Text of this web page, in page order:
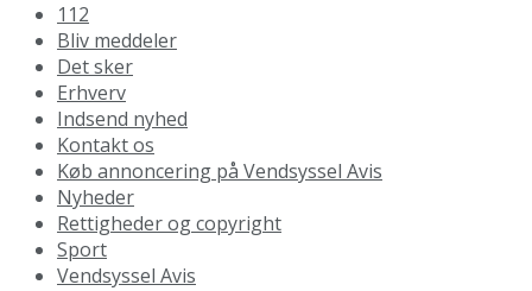
112
Bliv meddeler
Det sker
Erhverv
Indsend nyhed
Kontakt os
Køb annoncering på Vendsyssel Avis
Nyheder
Rettigheder og copyright
Sport
Vendsyssel Avis